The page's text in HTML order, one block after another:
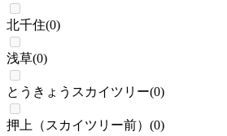
北千住(0)
浅草(0)
とうきょうスカイツリー(0)
押上（スカイツリー前） (0)